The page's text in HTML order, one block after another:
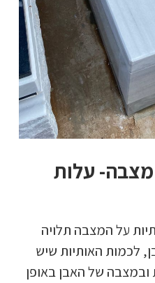
מצבה- עלות
על המצבה תלויה
לכמות האותיות שיש
ובמצבה של האבן באופן